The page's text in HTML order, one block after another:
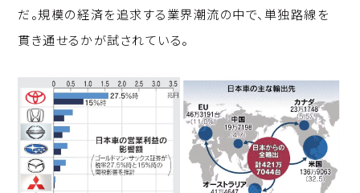
だ。規模の経済を追求する業界潮流の中で、単独路線を
貫き通せるかが試されている。